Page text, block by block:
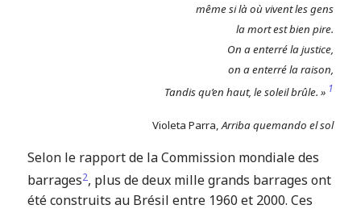
même si là où vivent les gens
la mort est bien pire.
On a enterré la justice,
on a enterré la raison,
Tandis qu’en haut, le soleil brûle. » 1
Violeta Parra,Arriba quemando el sol
Selon le rapport de la Commission mondiale des
barrages2, plus de deux mille grands barrages ont
été construits au Brésil entre 1960 et 2000. Ces